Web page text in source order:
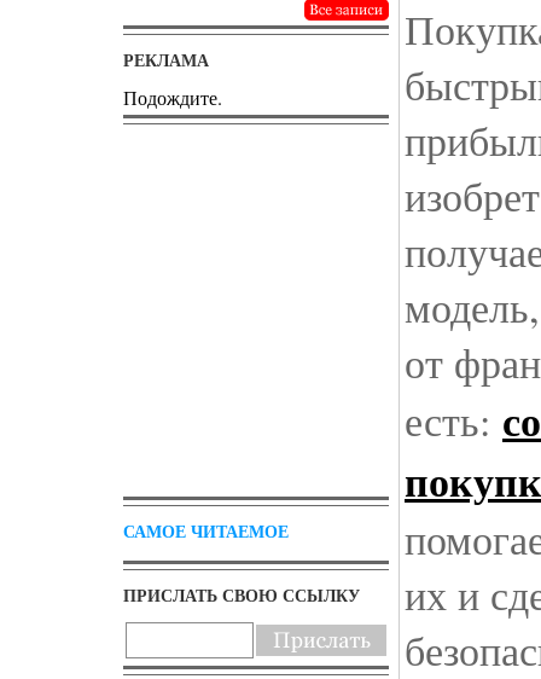
РЕКЛАМА
Подождите.
САМОЕ ЧИТАЕМОЕ
ПРИСЛАТЬ СВОЮ ССЫЛКУ
от
есть:
их и